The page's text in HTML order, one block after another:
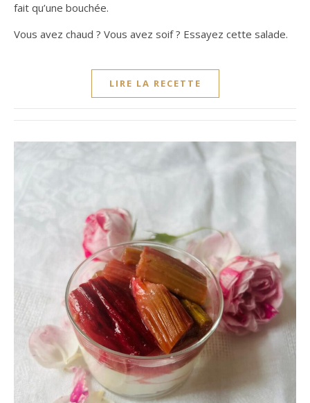
fait qu’une bouchée.
Vous avez chaud ? Vous avez soif ? Essayez cette salade.
LIRE LA RECETTE